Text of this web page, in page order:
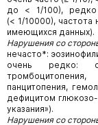
до < 1/100),
(< 1/10000),
имеющихся данных).
Нарушения со
нечасто*:
очень редко:
тромбоцитопения,
панцитопения,
дефицитом
указания»).
Нарушения со